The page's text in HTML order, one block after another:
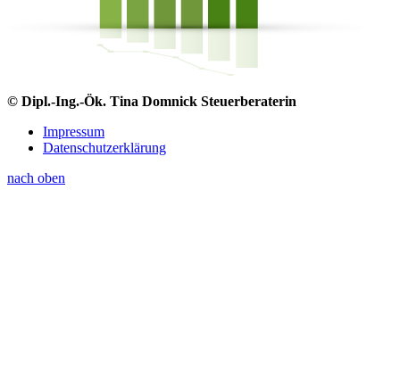
© Dipl.-Ing.-Ök. Tina Domnick Steuerberaterin
Impressum
Datenschutzerklärung
nach oben